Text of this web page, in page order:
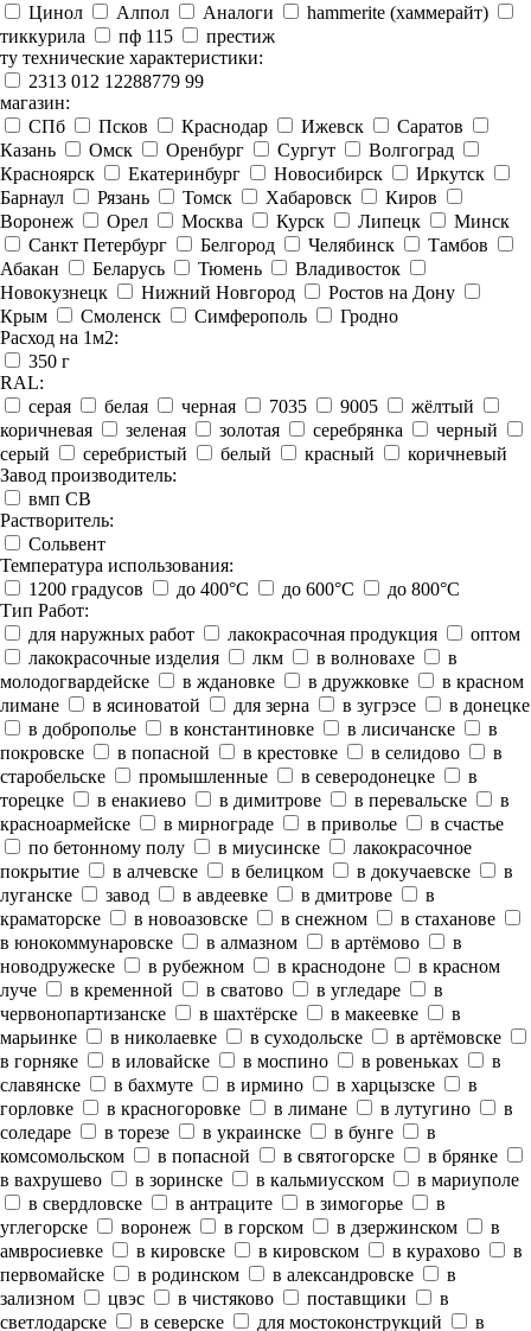
Цинол
Алпол Аналоги
hammerite (хаммерайт)
тиккурила
пф 115
престиж
ту технические характеристики:
2313 012 12288779 99
магазин:
СПб
Псков Краснодар Ижевск
Саратов
Казань
Омск Оренбург Сургут
Волгоград
Красноярск
Екатеринбург Новосибирск
Иркутск
Барнаул
Рязань Томск Хабаровск
Киров
Воронеж
Орел Москва Курск Липецк
Минск
Санкт Петербург
Белгород Челябинск
Тамбов
Абакан
Беларусь Тюмень
Владивосток
Новокузнецк
Нижний Новгород
Ростов на Дону
Крым
Смоленск Симферополь
Гродно
Расход на 1м2:
350 г
RAL:
серая
белая черная 7035 9005
жёлтый
коричневая
зеленая золотая серебрянка
черный
серый
серебристый белый красный
коричневый
Завод производитель:
вмп СВ
Растворитель:
Сольвент
Температура использования:
1200 градусов
до 400°C до 600°C
до 800°C
Тип Работ:
для наружных работ
лакокрасочная продукция
оптом
лакокрасочные изделия
лкм в волновахе
в
молодогвардейске
в ждановке в дружковке
в красном
лимане
в ясиноватой для зерна в зугрэсе
в донецке
в доброполье
в константиновке в лисичанске
в
покровске
в попасной в крестовке в селидово
в
старобельске
промышленные в северодонецке
в
торецке
в енакиево в димитрове в перевальске
в
красноармейске
в мирнограде в приволье
в счастье
по бетонному полу
в миусинске
лакокрасочное
покрытие
в алчевске в белицком в докучаевске
в
луганске
завод в авдеевке в дмитрове
в
краматорске
в новоазовске в снежном
в стаханове
в юнокоммунаровске
в алмазном в артёмово
в
новодружеске
в рубежном в краснодоне
в красном
луче
в кременной в сватово в угледаре
в
червонопартизанске
в шахтёрске в макеевке
в
марьинке
в николаевке в суходольске
в артёмовске
в горняке
в иловайске в моспино в ровеньках
в
славянске
в бахмуте в ирмино в харцызске
в
горловке
в красногоровке в лимане в лутугино
в
соледаре
в торезе в украинске в бунге
в
комсомольском
в попасной в святогорске
в брянке
в вахрушево
в зоринске в кальмиусском
в мариуполе
в свердловске
в антраците в зимогорье
в
углегорске
воронеж в горском в дзержинском
в
амвросиевке
в кировске в кировском в курахово
в
первомайске
в родинском в александровске
в
зализном
цвэс в чистяково поставщики
в
светлодарске
в северске для мостоконструкций в